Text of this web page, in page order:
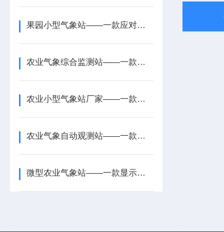
果园小型气象站——一款应对恶劣天气的农村农业气象监测站2025+派+送
农业气象综合监测站——一款适配农业户外的田间气象观测站2025+派+送
农业小型气象站厂家——一款长期可靠运行的太阳能智能农业气象站2025+派+送
农业气象自动观测站——一款界面简洁直观的智慧农业气象站2026+派+送
微型农业气象站——一款显示清晰的农业大田气象站2026+派+送